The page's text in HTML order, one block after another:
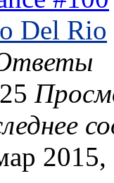
Del Rio
2015,